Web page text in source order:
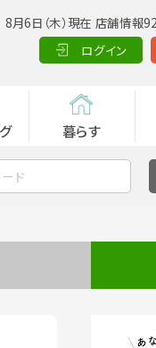
8月6日（木）現在 店舗情
ログイン
暮らす